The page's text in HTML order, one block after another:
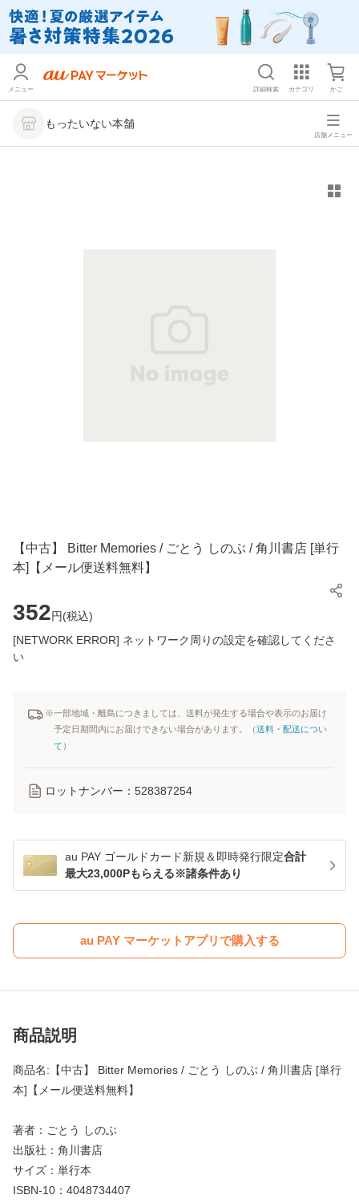
メニュー 詳細検索 カテゴリ かご
もったいない本舗
店舗メニュー
【中古】 Bitter Memories / ごとう しのぶ / 角川書店 [単行
本]【メール便送料無料】
352円(税込)
[NETWORK ERROR] ネットワーク周りの設定を確認してくださ
い
※一部地域・離島につきましては、送料が発生する場合や表示のお届け
予定日期間内にお届けできない場合があります。（送料・配送につい
て ）
ロットナンバー： 528387254
au PAY ゴールドカード新規＆即時発行限定合計
最大23,000Pもらえる※諸条件あり
au PAY マーケットアプリで購入する
商品説明
商品名:【中古】 Bitter Memories / ごとう しのぶ / 角川書店 [単行
本]【メール便送料無料】
著者：ごとう しのぶ
出版社：角川書店
サイズ：単行本
ISBN-10：4048734407